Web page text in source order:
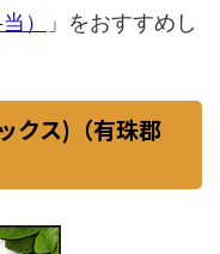
）
」をおすすめし
クス)（有珠郡